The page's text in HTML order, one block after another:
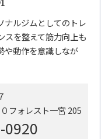
ナルジムとしてのトレ
スを整えて筋力向上も
や動作を意識しなが
フォレスト一宮 205
0920